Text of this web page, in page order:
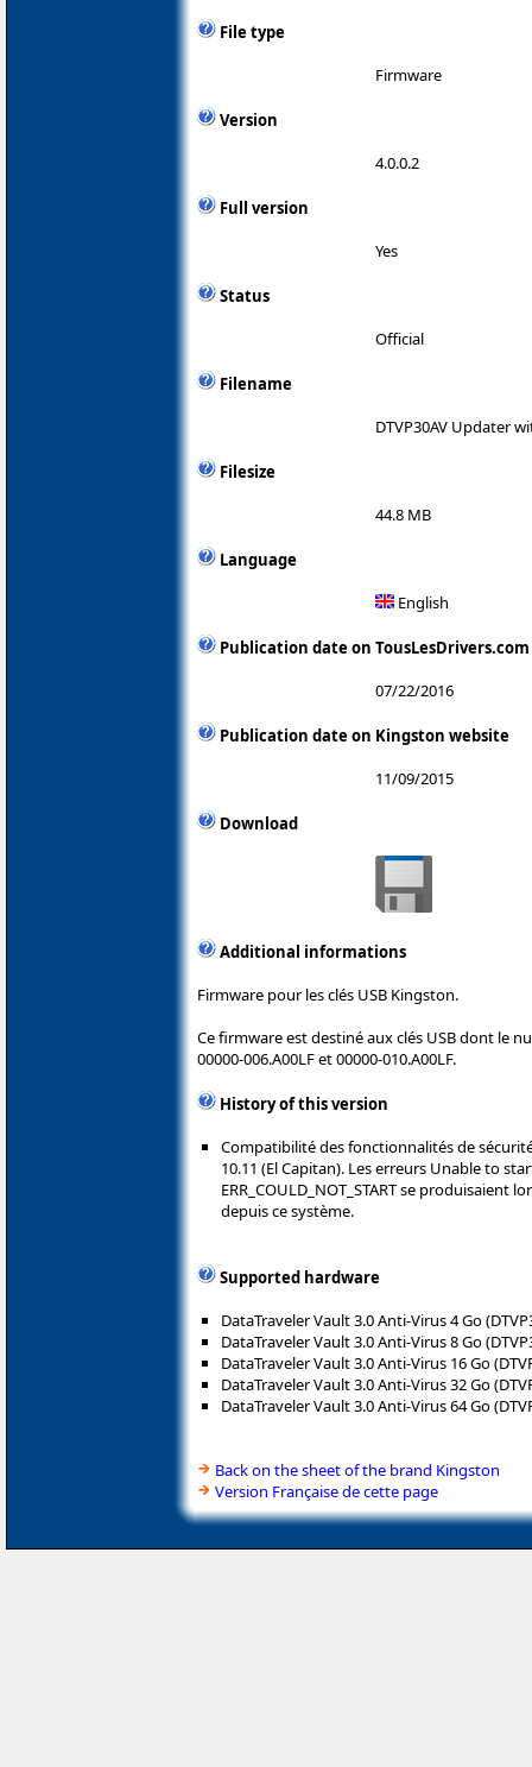
File type
Firmware
Version
4.0.0.2
Full version
Yes
Status
Official
Filename
DTVP30AV Updater
Filesize
44.8 MB
Language
English
Publication date on TousLesDrivers.com
07/22/2016
Publication date on Kingston website
11/09/2015
Download
Additional informations
Firmware pour les clés USB Kingston.
Ce firmware est destiné aux clés USB dont le
00000-006.A00LF et 00000-010.A00LF.
History of this version
Compatibilité des fonctionnalités de
10.11 (El Capitan). Les erreurs Unable to
ERR_COULD_NOT_START se
depuis ce système.
Supported hardware
DataTraveler Vault 3.0 Anti-Virus 4 Go
DataTraveler Vault 3.0 Anti-Virus 8 Go
DataTraveler Vault 3.0 Anti-Virus 16 Go
DataTraveler Vault 3.0 Anti-Virus 32 Go
DataTraveler Vault 3.0 Anti-Virus 64 Go
Back on the sheet of the brand Kingston
Version Française de cette page